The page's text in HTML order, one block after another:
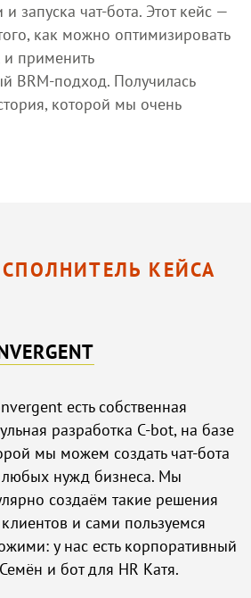
запуска чат-бота. Этот кейс —
как можно оптимизировать
применить
BRM-подход. Получилась
которой мы очень
КЕЙСА
есть собственная
разработка C-bot, на базе
мы можем создать чат-бота
нужд бизнеса. Мы
создаём такие решения
и сами пользуемся
у нас есть корпоративный
и бот для HR Катя.